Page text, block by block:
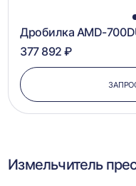
Дробилка AMD-
377 892 ₽
Измельчитель